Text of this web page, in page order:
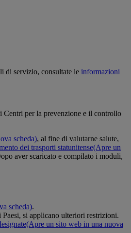
di servizio, consultate le informazioni
Centri per la prevenzione e il controllo
scheda), al fine di valutarne salute,
dei trasporti statunitense(Apre un
aver scaricato e compilato i moduli,
scheda).
si applicano ulteriori restrizioni.
(Apre un sito web in una nuova